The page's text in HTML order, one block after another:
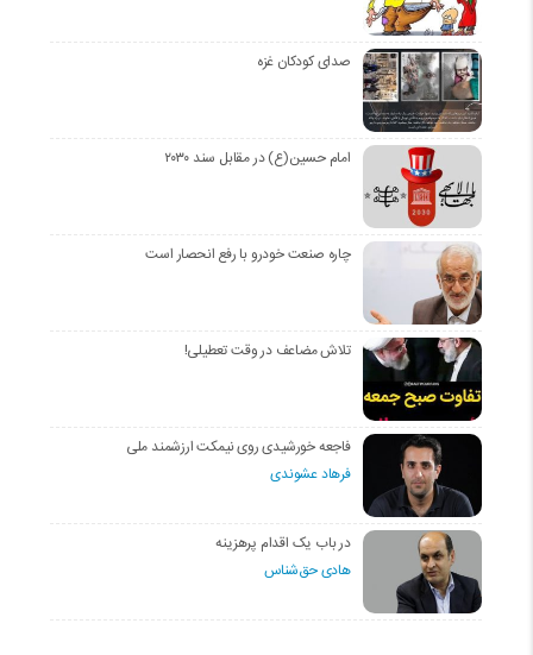
صدای کودکان غزه
امام حسین(ع) در مقابل سند ۲۰۳۰
چاره صنعت خودرو با رفع انحصار است
تلاش مضاعف در وقت تعطیلی!
فاجعه خورشیدی روی نیمکت ارزشمند ملی
فرهاد عشوندی
در باب یک اقدام پرهزینه
هادی حق‌شناس